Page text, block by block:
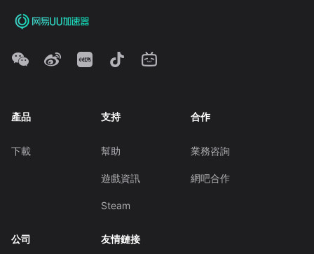
產品
下載
支持
幫助
遊戲資訊
Steam
合作
業務咨詢
網吧合作
公司 友情鏈接